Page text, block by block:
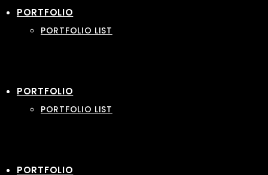
PORTFOLIO
PORTFOLIO LIST
PORTFOLIO
PORTFOLIO LIST
PORTFOLIO